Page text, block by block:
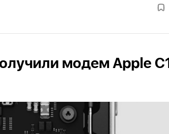
модем Apple C1